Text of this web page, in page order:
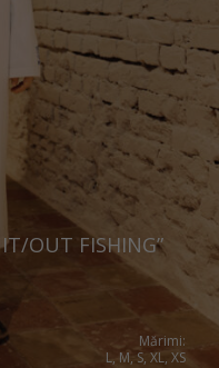
OUT FISHING”
Mărimi:
L, M, S, XL, XS